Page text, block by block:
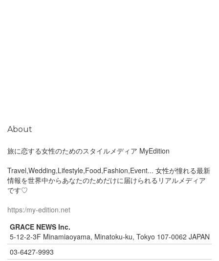
About
旅に恋する女性のためのスタイルメディア MyEdition
Travel,Wedding,Lifestyle,Food,Fashion,Event... 女性が憧れる最新
情報を世界中からあなたのためだけに届けられるリアルメディア
です♡
https:/my-edition.net
GRACE NEWS Inc.
5-12-2-3F Minamiaoyama, Minatoku-ku, Tokyo 107-0062 JAPAN
03-6427-9993